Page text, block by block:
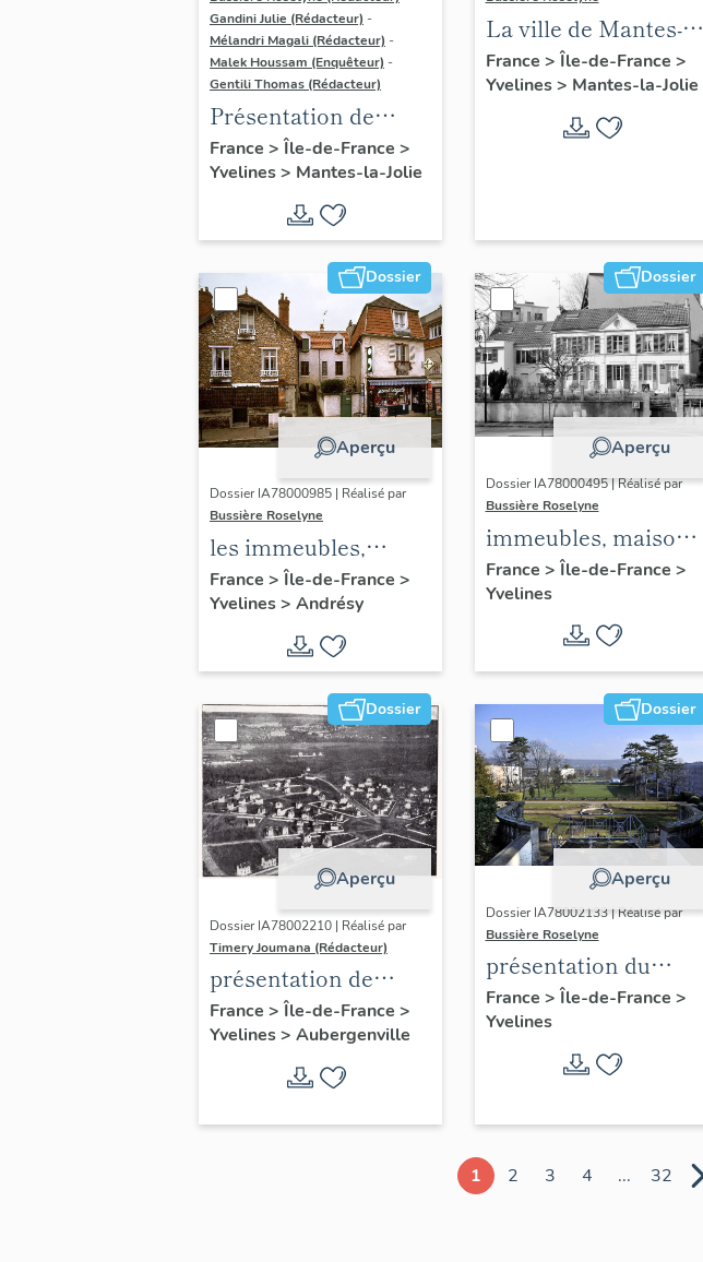
Gandini Julie (Rédacteur) -
Mélandri Magali (Rédacteur) -
Malek Houssam (Enquêteur) -
Gentili Thomas (Rédacteur)
Présentation de
l'étude
France > Île-de-France >
Yvelines> Mantes-la-Jolie
La ville de Mantes-la-
Jolie
France > Île-de-France >
Yvelines> Mantes-la-Jolie
Dossier
Aperçu
Dossier IA78000985 | Réalisé par
Bussière Roselyne
les immeubles,
maisons et fermes
du canton d'Andrésy
France > Île-de-France >
Yvelines> Andrésy
Dossier
Aperçu
Dossier IA78000495 | Réalisé par
Bussière Roselyne
immeubles, maisons,
fermes
France > Île-de-France >
Yvelines
Dossier
Aperçu
Dossier IA78002210 | Réalisé par
Timery Joumana (Rédacteur)
présentation de
l'étude
d'Elisabethville
France > Île-de-France >
Yvelines> Aubergenville
Dossier
Aperçu
Dossier IA78002133 | Réalisé par
Bussière Roselyne
présentation du
diagnostic
patrimonial, urbain
et paysager de Seine-
France > Île-de-France >
Yvelines
1 2 3 4 ... 32